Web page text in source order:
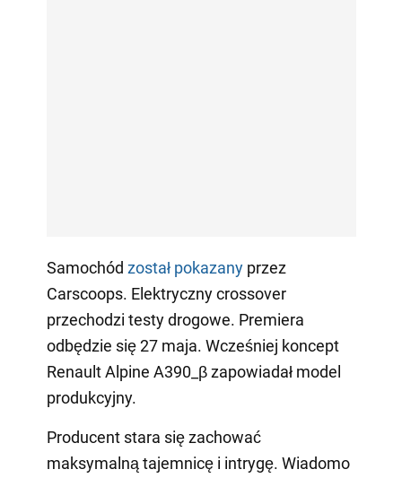
Samochód został pokazanyprzez
Carscoops. Elektryczny crossover
przechodzi testy drogowe. Premiera
odbędzie się 27 maja. Wcześniej koncept
Renault Alpine A390_β zapowiadał model
produkcyjny.
Producent stara się zachować
maksymalną tajemnicę i intrygę. Wiadomo